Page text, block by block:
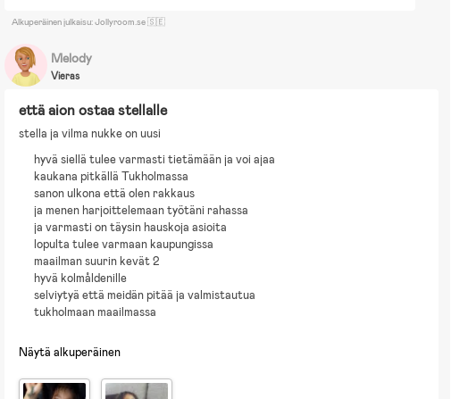
Alkuperäinen julkaisu: Jollyroom.se 🇸🇪
Melody
Vieras
että aion ostaa stellalle
stella ja vilma nukke on uusi
hyvä siellä tulee varmasti tietämään ja voi ajaa
kaukana pitkällä Tukholmassa
sanon ulkona että olen rakkaus
ja menen harjoittelemaan työtäni rahassa
ja varmasti on täysin hauskoja asioita
lopulta tulee varmaan kaupungissa
maailman suurin kevät 2
hyvä kolmåldenille
selviytyä että meidän pitää ja valmistautua
tukholmaan maailmassa
Näytä alkuperäinen